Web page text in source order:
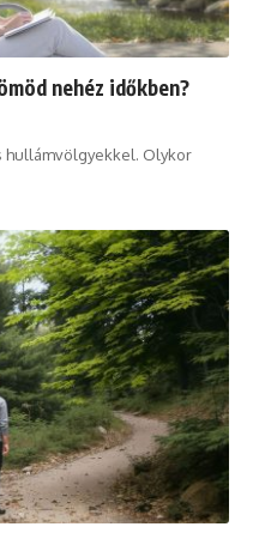
nehéz időkben?
hullámvölgyekkel. Olykor